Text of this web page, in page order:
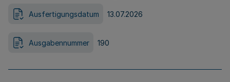
Ausfertigungsdatum 13.07.2026
Ausgabennummer 190